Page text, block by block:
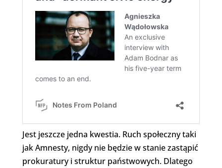
Jest jeszcze jedna kwestia. Ruch społeczny taki
jak Amnesty, nigdy nie będzie w stanie zastąpić
prokuratury i struktur państwowych. Dlatego